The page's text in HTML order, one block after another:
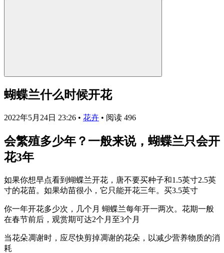
蝴蝶兰什么时候开花
2022年5月24日 23:26 • 花卉 • 阅读 496
会繁殖多少年？一般来说，蝴蝶兰只会开
花3年
如果你想早点看到蝴蝶兰开花，唐不要买种子和1.5英寸2.5英
寸的花苗。如果幼苗很小，它只能开花三年。买3.5英寸
你一年开花多少次，几个月 蝴蝶兰每年开一两次。花期一般
在春节前后，观赏期可达2个月至3个月
当花朵凋谢时，应尽快剪掉凋谢的花朵，以减少营养物质的消
耗